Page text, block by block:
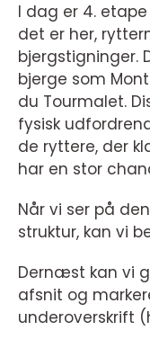
I dag er 4.
det er her,
bjergstigninger.
bjerge som Mont
du Tourmalet.
fysisk
de ryttere, der
har en stor
Når vi ser på
struktur, kan vi
Dernæst kan vi
afsnit og
underoverskrift